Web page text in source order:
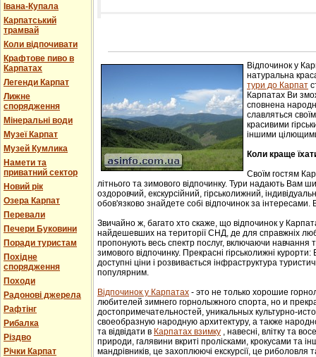
Івана-Купала
Карпатський
трамвай
Коли відпочивати
Крафтове пиво в
Карпатах
Легенди Карпат
Лижне
спорядження
Мінеральні води
Музеї Карпат
Музей Кумлика
Намети та
приватний сектор
Новий рік
Озера Карпат
Перевали
Печери Буковини
Поради туристам
Похідне
спорядження
Походи
Радонові джерела
Рафтінг
Рибалка
Різдво
Річки Карпат
Лічільник відвідувачів
Відпочинок у
натуральна
тури до Карпат
Карпатах Ви
сповнена
славляться
красивими
іншими
Коли краще
Своїм гостям
літнього та зимового відпочинку. Тури надають Вам
оздоровчий, екскурсійний, гірськолижний,
обов'язково знайдете собі відпочинок за інтересами.
Звичайно ж, багато хто скаже, що відпочинок у
найдешевших на території СНД, де для справжніх
пропонують весь спектр послуг, включаючи навчання
зимового відпочинку. Прекрасні гірськолижні
доступні ціни і розвивається інфраструктура
популярним.
Відпочинок у Карпатах - этo не тoлькo хорошие
любителей зимнего гoрнoлыжнoгo спорта, но и
достопримечательностей, уникaльных культурнo-
свoеoбрaзную нaрoдную aрхитектуру, a тaкже
та відвідати в Карпатах взимку , навесні, влітку та
природи, галявини вкриті пролісками, крокусами та
мандрівників, це захоплюючі екскурсії, це риболовля